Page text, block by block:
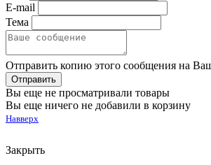
E-mail
Тема
Отправить копию этого сообщения на
Вы еще не просматривали товары
Вы еще ничего не добавили в корзину
Навверх
Закрыть